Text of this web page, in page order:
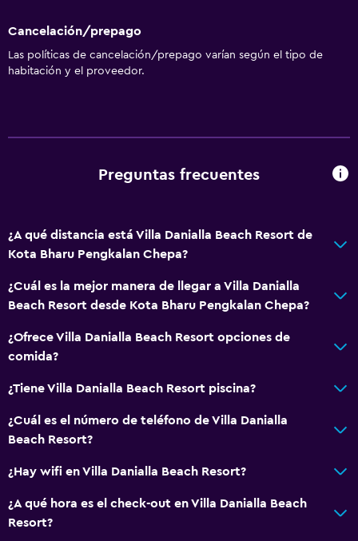
Cancelación/prepago
Las políticas de cancelación/prepago varían según el tipo de
habitación y el proveedor.
Preguntas frecuentes
¿A qué distancia está Villa Danialla Beach Resort de
Kota Bharu Pengkalan Chepa?
¿Cuál es la mejor manera de llegar a Villa Danialla
Beach Resort desde Kota Bharu Pengkalan Chepa?
¿Ofrece Villa Danialla Beach Resort opciones de
comida?
¿Tiene Villa Danialla Beach Resort piscina?
¿Cuál es el número de teléfono de Villa Danialla
Beach Resort?
¿Hay wifi en Villa Danialla Beach Resort?
¿A qué hora es el check-out en Villa Danialla Beach
Resort?